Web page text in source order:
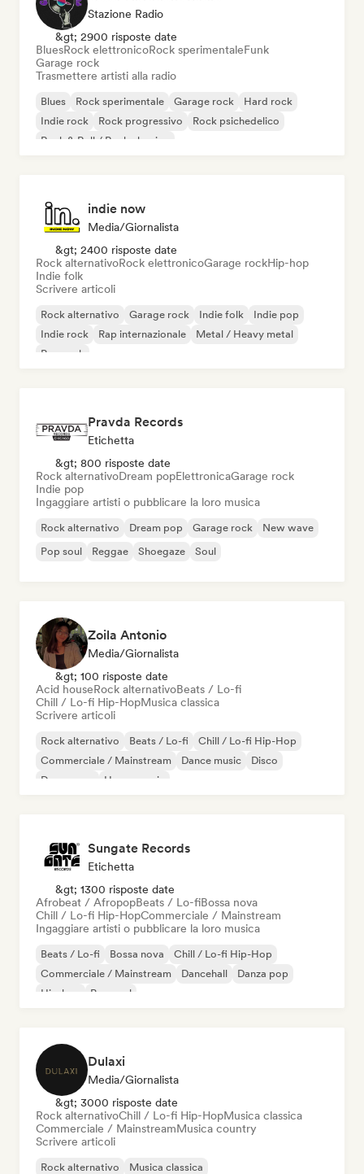
Stazione Radio
&gt; 2900 risposte date
BluesRock elettronicoRock sperimentaleFunk
Garage rock
Trasmettere artisti alla radio
Blues Rock sperimentale Garage rock
Hard rock
Indie rock
Rock progressivo
Rock psichedelico
Rock & Roll / Rock classico
indie now
Media/Giornalista
&gt; 2400 risposte date
Rock alternativoRock elettronicoGarage rockHip-hop
Indie folk
Scrivere articoli
Rock alternativo Garage rock Indie folk
Indie pop
Indie rock
Rap internazionale
Metal / Heavy metal
Pop rock
Pravda Records
Etichetta
&gt; 800 risposte date
Rock alternativoDream popElettronicaGarage rock
Indie pop
Ingaggiare artisti o pubblicare la loro musica
Rock alternativo Dream pop Garage rock
New wave
Pop soul
Reggae Shoegaze Soul
Zoila Antonio
Media/Giornalista
&gt; 100 risposte date
Acid houseRock alternativoBeats / Lo-fi
Chill / Lo-fi Hip-HopMusica classica
Scrivere articoli
Rock alternativo Beats / Lo-fi
Chill / Lo-fi Hip-Hop
Commerciale / Mainstream
Dance music
Disco
Dream pop
House music
Sungate Records
Etichetta
&gt; 1300 risposte date
Afrobeat / AfropopBeats / Lo-fiBossa nova
Chill / Lo-fi Hip-HopCommerciale / Mainstream
Ingaggiare artisti o pubblicare la loro musica
Beats / Lo-fi Bossa nova
Chill / Lo-fi Hip-Hop
Commerciale / Mainstream
Dancehall
Danza pop
Hip-hop
Pop soul
Dulaxi
Media/Giornalista
&gt; 3000 risposte date
Rock alternativoChill / Lo-fi Hip-HopMusica classica
Commerciale / MainstreamMusica country
Scrivere articoli
Rock alternativo Musica classica